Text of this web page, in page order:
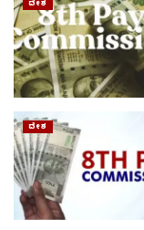
ದೇಶ
ದೇಶ